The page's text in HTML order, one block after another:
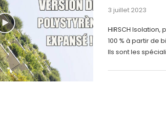
3 juillet 2023
HIRSCH
100 % à partir de
Ils sont les